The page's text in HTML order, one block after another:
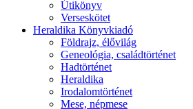
Útikönyv
Verseskötet
Heraldika Könyvkiadó
Földrajz, élővilág
Geneológia, családtörténet
Hadtörténet
Heraldika
Irodalomtörténet
Mese, népmese